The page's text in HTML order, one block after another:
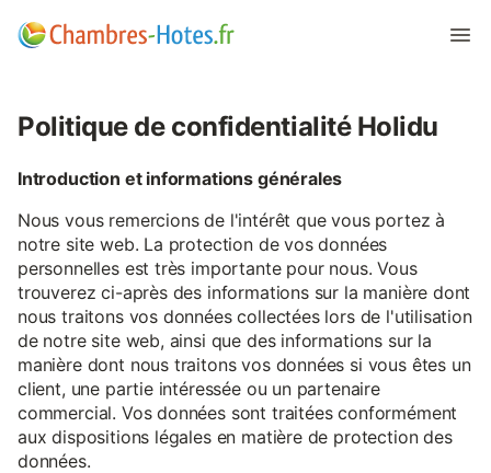
Politique de confidentialité Holidu
Introduction et informations générales
Nous vous remercions de l'intérêt que vous portez à
notre site web. La protection de vos données
personnelles est très importante pour nous. Vous
trouverez ci-après des informations sur la manière dont
nous traitons vos données collectées lors de l'utilisation
de notre site web, ainsi que des informations sur la
manière dont nous traitons vos données si vous êtes un
client, une partie intéressée ou un partenaire
commercial. Vos données sont traitées conformément
aux dispositions légales en matière de protection des
données.